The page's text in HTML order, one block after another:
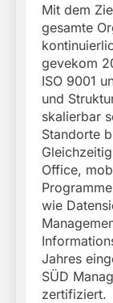
Mit dem
gesamte
gevekom
ISO 9001
und
skalierbar
Standorte
Office,
wie
Jahres
SÜD
zertifiziert.